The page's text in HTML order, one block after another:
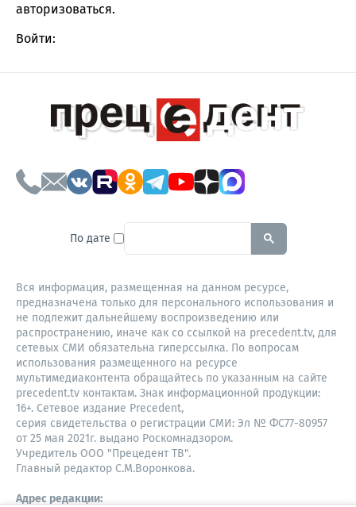
авторизоваться.
Войти:
По дате To search this site, enter a
Вся информация, размещенная на данном ресурсе,
предназначена только для персонального использования и
не подлежит дальнейшему воспроизведению или
распространению, иначе как со ссылкой на precedent.tv, для
сетевых СМИ обязательна гиперссылка. По вопросам
использования размещенного на ресурсе
мультимедиаконтента обращайтесь по указанным на сайте
precedent.tv контактам. Знак информационной продукции:
16+. Сетевое издание Precedent,
серия свидетельства о регистрации СМИ: Эл № ФС77-80957
от 25 мая 2021г. выдано Роскомнадзором.
Учредитель ООО "Прецедент ТВ".
Главный редактор С.М.Воронкова.
Адрес редакции: